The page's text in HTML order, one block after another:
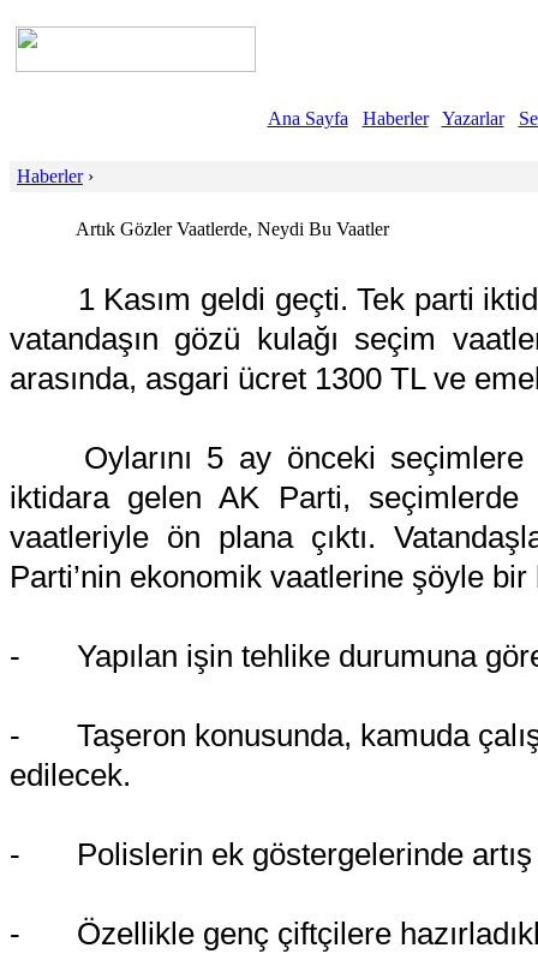
Ana Sayfa Haberler Yazarlar
Haberler›
Artık Gözler Vaatlerde, Neydi Bu Vaatler
1 Kasım geldi geçti. Tek parti
vatandaşın gözü kulağı seçim
arasında, asgari ücret 1300 TL ve
Oylarını 5 ay önceki
iktidara gelen AK Parti,
vaatleriyle ön plana çıktı.
Parti’nin ekonomik vaatlerine şöyle
- Yapılan işin tehlike durumuna
-
Taşeron konusunda, kamuda
edilecek.
- Polislerin ek göstergelerinde
-
Özellikle genç çiftçilere